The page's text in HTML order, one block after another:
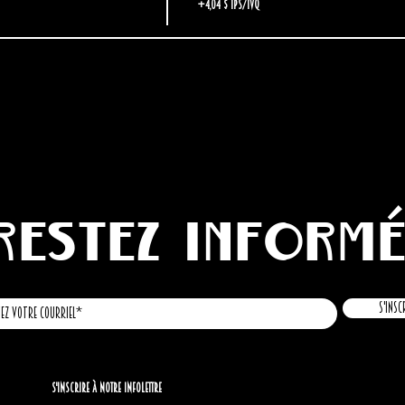
+4,04 $ TPS/TVQ
informé
S'inscrire à notre infolettre